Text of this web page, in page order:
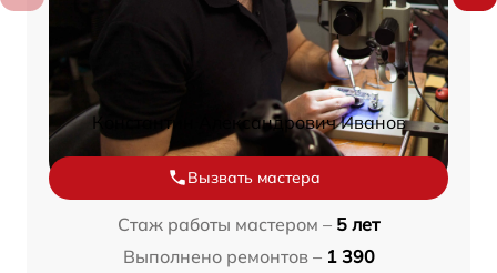
Константин Александрович Иванов
Вызвать мастера
Стаж работы мастером – 5 лет
Выполнено ремонтов – 1 390